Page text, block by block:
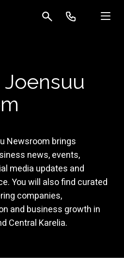
Joensuu
Newsroom brings
news, events,
media updates and
You will also find curated
companies,
and business growth in
Central Karelia.